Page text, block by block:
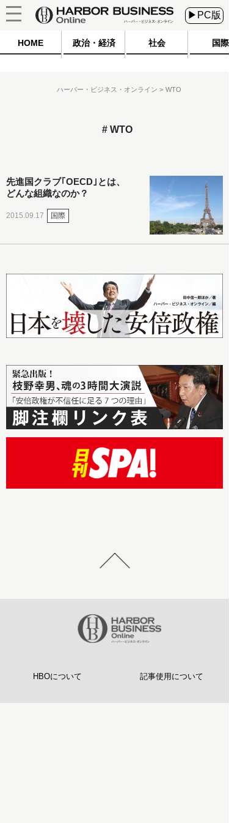
▶PC版
HOME 政治・経済 社会 国際
ハーバー・ビジネス・オンライン WTO
WTO
先進国クラブ｢OECD｣とは、
どんな組織なのか？
2015.09.17 国際
HBOについて 記事使用について